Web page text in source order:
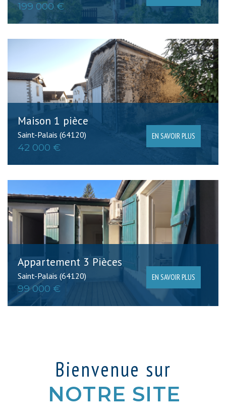
199 000 €
Maison 1 pièce
Saint-Palais (64120)
42 000 €
EN SAVOIR PLUS
Appartement 3 Pièces
Saint-Palais (64120)
99 000 €
EN SAVOIR PLUS
Bienvenue sur
NOTRE SITE